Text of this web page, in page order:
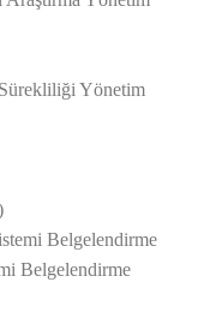
Yönetim
Belgelendirme
Belgelendirme